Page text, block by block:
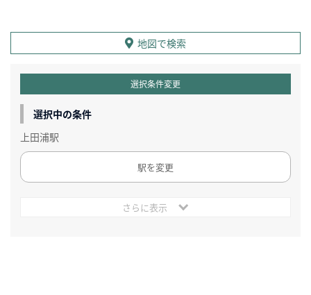
地図で検索
選択条件変更
選択中の条件
上田浦駅
駅を変更
さらに表示